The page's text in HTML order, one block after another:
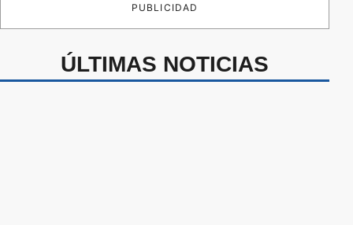
PUBLICIDAD
ÚLTIMAS NOTICIAS